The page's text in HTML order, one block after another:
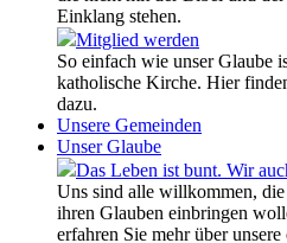
Einklang stehen.
Mitglied werden
So einfach wie unser Glaube
katholische Kirche. Hier
dazu.
Unsere Gemeinden
Unser Glaube
Das Leben ist bunt. Wir
Uns sind alle willkommen,
ihren Glauben einbringen
erfahren Sie mehr über